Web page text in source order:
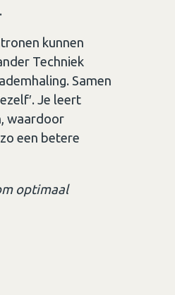
kunnen
Techniek
Samen
Je leert
waardoor
een betere
optimaal